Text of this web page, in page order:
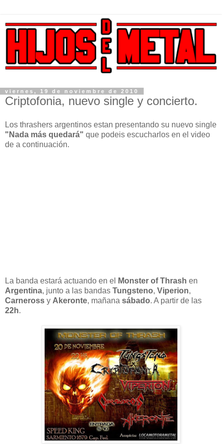
viernes, 19 de noviembre de 2010
Criptofonia, nuevo single y concierto.
Los thrashers argentinos estan presentando su nuevo single
"Nada más quedará" que podeis escucharlos en el video
de a continuación.
La banda estará actuando en el Monster of Thrash en
Argentina, junto a las bandas Tungsteno, Viperion,
Carneross y Akeronte, mañana sábado. A partir de las
22h.